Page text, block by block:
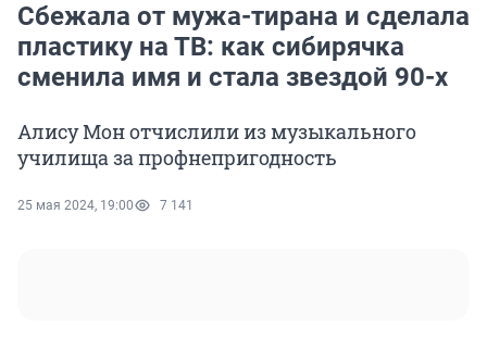
Сбежала от мужа-тирана и сделала
пластику на ТВ: как сибирячка
сменила имя и стала звездой 90-х
Алису Мон отчислили из музыкального
училища за профнепригодность
25 мая 2024, 19:00 7 141